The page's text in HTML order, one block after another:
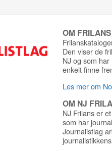
OM
Den viser de
NJ og som
enkelt finne
Les mer om
OM NJ
NJ Frilans er
som har
Journalistlag